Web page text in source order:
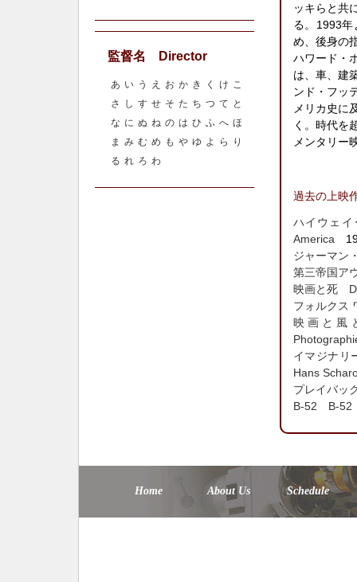
監督名 Director
あ い う え お か き く け
こ
さ
し す せ そ た ち つ て と
な に ぬ ね の は ひ ふ へ ほ
ま み む め も や ゆ よ ら
り
る れ ろ わ
ッキらと共
る。1993
め、後身の
ハワード・
は、車、建
ンド・フッ
メリカ史に
く。時代を
メンタリー
過去の上映
ハイウェ
America
ジャーマン
第三帝国ア
映画と死
フォルクス
映画と風
イマジナリ
Hans
プレイバッ
B-52 B-52
Home About Us Schedule